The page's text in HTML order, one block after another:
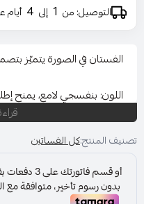
التوصيل: من 1 إلى 4
الفستان في الصورة يتميّز
اللون: بنفسجي لامع، يمنح
مستقيم مع فتحة أمامية
أنثوية.
تصنيف المنتج:كل الفساتين